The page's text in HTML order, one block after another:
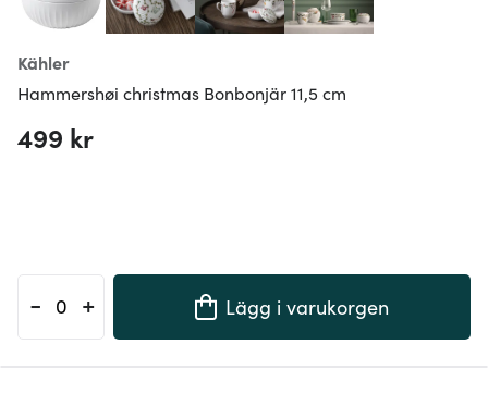
Kähler
Hammershøi christmas Bonbonjär 11,5 cm
499 kr
- + Lägg i varukorgen